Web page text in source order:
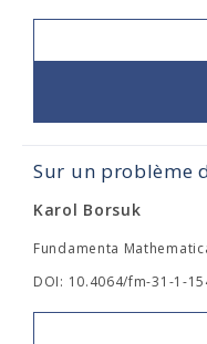
Sur un problème
Karol Borsuk
Fundamenta
DOI: 10.4064/fm-31-1-